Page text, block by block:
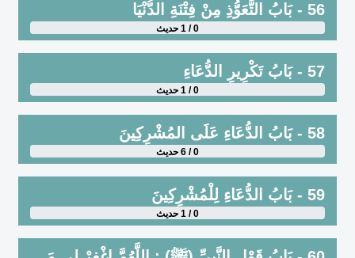
56 - بَابُ التَّعَوُّذِ مِنْ فِتْنَةِ الدُّنْيَا
0 / 1 حديث
57 - بَابُ تَكْرِيرِ الدُّعَاءِ
0 / 1 حديث
58 - بَابُ الدُّعَاءِ عَلَى المُشْرِكِينَ
0 / 6 حديث
59 - بَابُ الدُّعَاءِ لِلْمُشْرِكِينَ
0 / 1 حديث